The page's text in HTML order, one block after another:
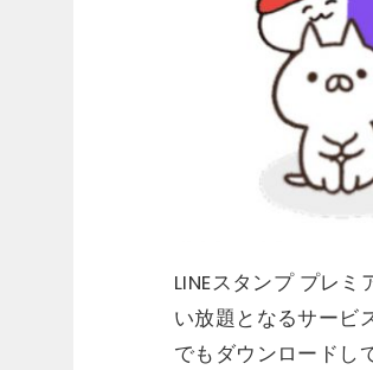
LINEスタンプ プレ
い放題となるサービ
でもダウンロードし